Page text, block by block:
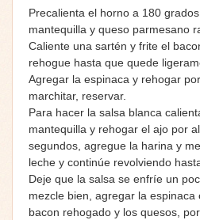
Precalienta el horno a 180
mantequilla y queso parmesano
Caliente una sartén y frite el
rehogue hasta que quede
Agregar la espinaca y rehogar
marchitar, reservar.
Para hacer la salsa blanca
mantequilla y rehogar el ajo por
segundos, agregue la harina y
leche y continúe revolviendo
Deje que la salsa se enfríe un
mezcle bien, agregar la espinaca
bacon rehogado y los quesos,